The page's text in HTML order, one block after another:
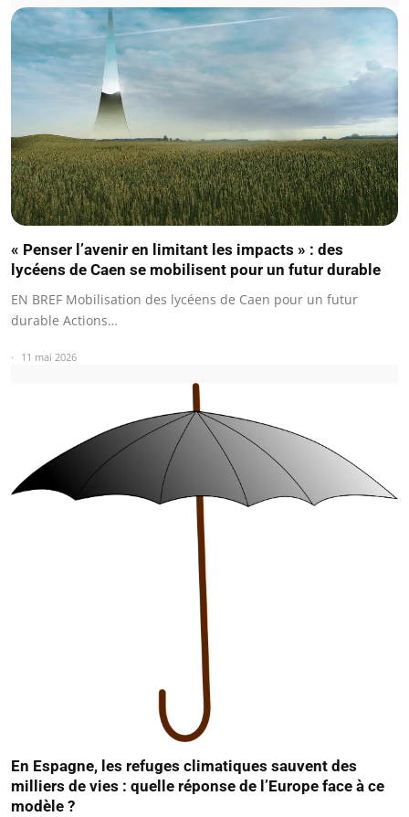
« Penser l’avenir en limitant les impacts » : des
lycéens de Caen se mobilisent pour un futur durable
EN BREF Mobilisation des lycéens de Caen pour un futur
durable Actions…
11 mai 2026
En Espagne, les refuges climatiques sauvent des
milliers de vies : quelle réponse de l’Europe face à ce
modèle ?